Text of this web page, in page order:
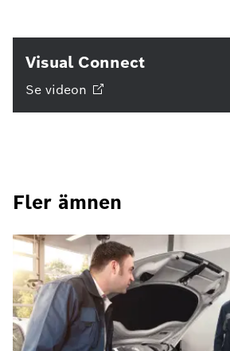
Visual Connect
Se videon
Fler ämnen